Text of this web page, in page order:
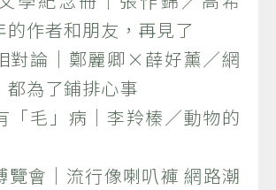
的作者和朋友，再見了
論｜鄭麗卿×薛好薰／網
都為了鋪排心事
毛」病｜李羚榛／動物的
會｜流行像喇叭褲 網路潮